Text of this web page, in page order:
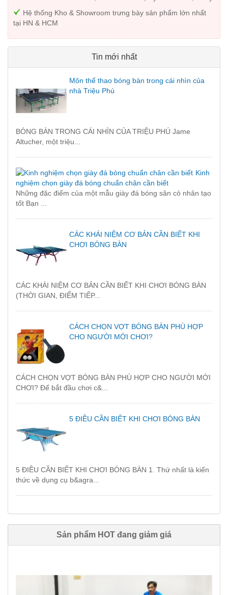
Hệ thống Kho & Showroom trưng bày sản phẩm lớn nhất
tại HN & HCM
Tin mới nhất
Môn thể thao bóng bàn trong cái nhìn của
nhà Triệu Phú
BÓNG BÀN TRONG CÁI NHÌN CỦA TRIỆU PHÚ Jame
Altucher, một triệu...
Kinh
nghiệm chọn giày đá bóng chuẩn chân cần biết
Những đặc điểm của một mẫu giày đá bóng sân cỏ nhân tạo
tốt Bạn ...
CÁC KHÁI NIỆM CƠ BẢN CẦN BIẾT KHI
CHƠI BÓNG BÀN
CÁC KHÁI NIỆM CƠ BẢN CẦN BIẾT KHI CHƠI BÓNG BÀN
(THỜI GIAN, ĐIỂM TIẾP...
CÁCH CHỌN VỢT BÓNG BÀN PHÙ HỢP
CHO NGƯỜI MỚI CHƠI?
CÁCH CHỌN VỢT BÓNG BÀN PHÙ HỢP CHO NGƯỜI MỚI
CHƠI? Để bắt đầu chơi c&...
5 ĐIỀU CẦN BIẾT KHI CHƠI BÓNG BÀN
5 ĐIỀU CẦN BIẾT KHI CHƠI BÓNG BÀN 1. Thứ nhất là kiến
thức về dụng cụ b&agra...
Sản phẩm HOT đang giảm giá